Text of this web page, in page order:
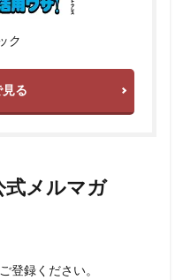
ク
る
式メルマガ
登録ください。